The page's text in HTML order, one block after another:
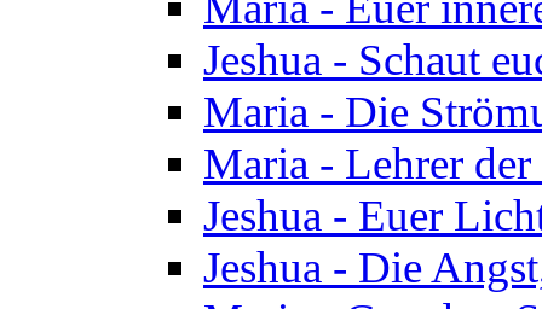
Jeshua - Schaut
Maria - Die
Maria - Lehrer
Jeshua - Euer
Jeshua - Die